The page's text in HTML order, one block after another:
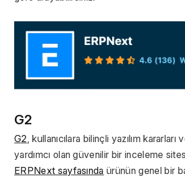
G2
G2 , kullanıcılara bilinçli yazılım kararları
yardımcı olan güvenilir bir inceleme
ERPNext sayfasında ürünün genel bir